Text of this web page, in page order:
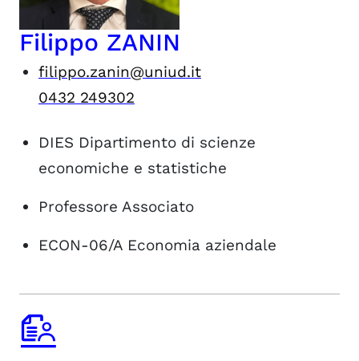
Filippo ZANIN
filippo.zanin@uniud.it
0432 249302
DIES Dipartimento di scienze
economiche e statistiche
Professore Associato
ECON-06/A Economia aziendale